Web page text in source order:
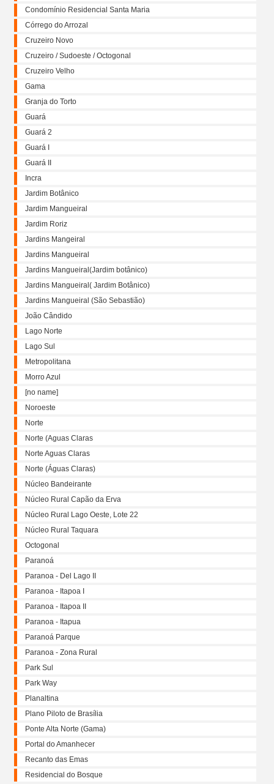
Condomínio Residencial Santa Maria
Córrego do Arrozal
Cruzeiro Novo
Cruzeiro / Sudoeste / Octogonal
Cruzeiro Velho
Gama
Granja do Torto
Guará
Guará 2
Guará I
Guará II
Incra
Jardim Botânico
Jardim Mangueiral
Jardim Roriz
Jardins Mangeiral
Jardins Mangueiral
Jardins Mangueiral(Jardim botânico)
Jardins Mangueiral( Jardim Botânico)
Jardins Mangueiral (São Sebastião)
João Cândido
Lago Norte
Lago Sul
Metropolitana
Morro Azul
[no name]
Noroeste
Norte
Norte (Aguas Claras
Norte Aguas Claras
Norte (Águas Claras)
Núcleo Bandeirante
Núcleo Rural Capão da Erva
Núcleo Rural Lago Oeste, Lote 22
Núcleo Rural Taquara
Octogonal
Paranoá
Paranoa - Del Lago II
Paranoa - Itapoa I
Paranoa - Itapoa II
Paranoa - Itapua
Paranoá Parque
Paranoa - Zona Rural
Park Sul
Park Way
Planaltina
Plano Piloto de Brasília
Ponte Alta Norte (Gama)
Portal do Amanhecer
Recanto das Emas
Residencial do Bosque